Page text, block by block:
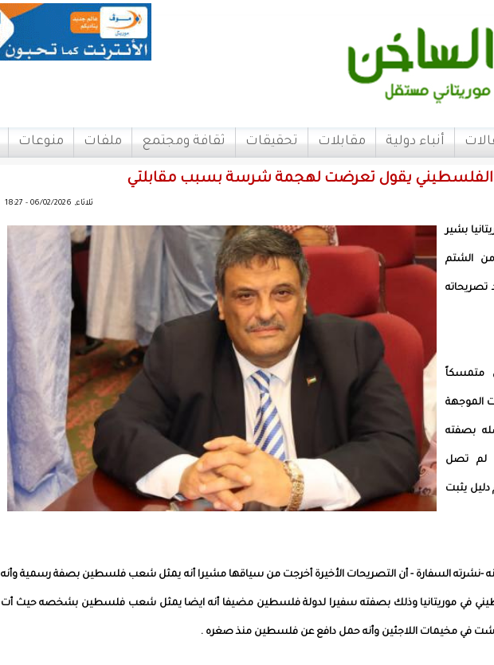
أنباء دولية مقابلات تحقيقات ثقافة ومجتمع ملفات منوعات
الفلسطيني يقول تعرضت لهجمة شرسة بسبب مقابلتي
ثلاثاء, 06/02/2026 - 18:27
بشير
الشتم
تصريحاته
متمسكاً
الموجهة
بصفته
لم تصل
يثبت
-نشرته السفارة - أن التصريحات الأخيرة أخرجت من سياقها مشيرا أنه يمثل شعب فلسطين بصفة رسمية وأنه
في موريتانيا وذلك بصفته سفيرا لدولة فلسطين مضيفا أنه ايضا يمثل شعب فلسطين بشخصه حيث أت
في مخيمات اللاجئين وأنه حمل دافع عن فلسطين منذ صغره .